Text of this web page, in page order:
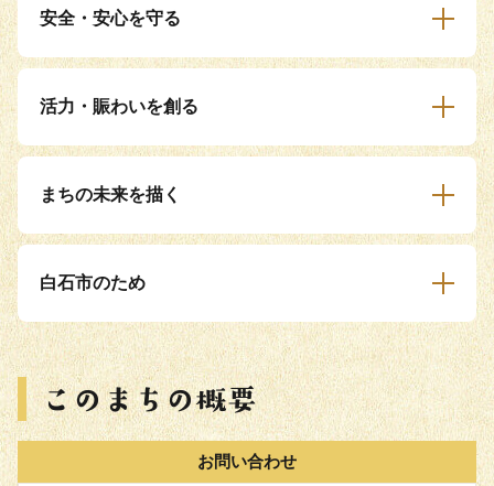
安全・安心を守る
活力・賑わいを創る
まちの未来を描く
白石市のため
お問い合わせ